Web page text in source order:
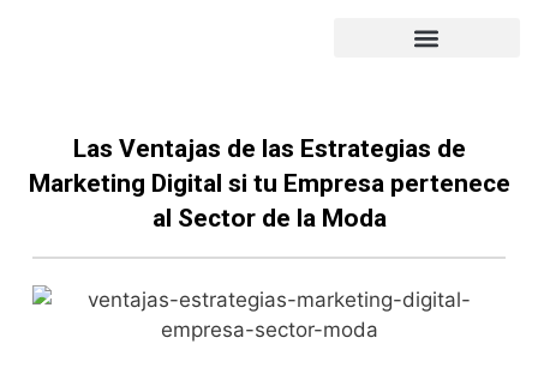
Las Ventajas de las Estrategias de
Marketing Digital si tu Empresa pertenece
al Sector de la Moda